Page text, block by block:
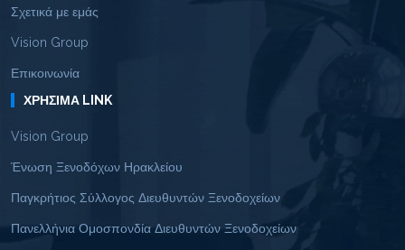
Σχετικά με εμάς
Vision Group
Επικοινωνία
ΧΡΉΣΙΜΑ LINK
Vision Group
Ένωση Ξενοδόχων Ηρακλείου
Παγκρήτιος Σύλλογος Διευθυντών Ξενοδοχείων
Πανελλήνια Ομοσπονδία Διευθυντών Ξενοδοχείων